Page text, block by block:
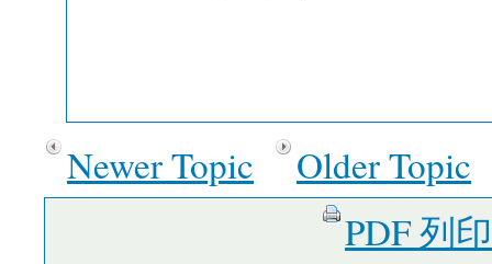
Newer Topic
Older Topic
PDF 列